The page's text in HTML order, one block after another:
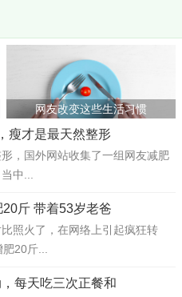
网友改变这些生活习惯
瘦才是最天然整形
，国外网站收集了一组网友减肥
中...
斤 带着53岁老爸
照火了，在网络上引起疯狂转
20斤...
每天吃三次正餐和